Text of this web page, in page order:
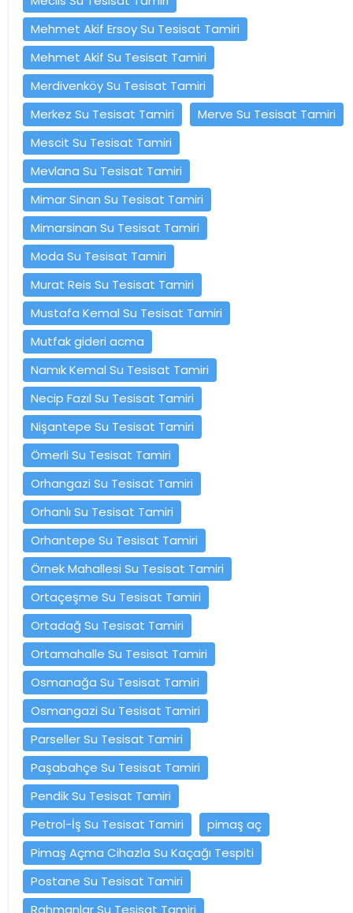
Mehmet Akif Ersoy Su Tesisat Tamiri
Mehmet Akif Su Tesisat Tamiri
Merdivenköy Su Tesisat Tamiri
Merkez Su Tesisat Tamiri
Merve Su Tesisat Tamiri
Mescit Su Tesisat Tamiri
Mevlana Su Tesisat Tamiri
Mimar Sinan Su Tesisat Tamiri
Mimarsinan Su Tesisat Tamiri
Moda Su Tesisat Tamiri
Murat Reis Su Tesisat Tamiri
Mustafa Kemal Su Tesisat Tamiri
Mutfak gideri acma
Namık Kemal Su Tesisat Tamiri
Necip Fazıl Su Tesisat Tamiri
Nişantepe Su Tesisat Tamiri
Ömerli Su Tesisat Tamiri
Orhangazi Su Tesisat Tamiri
Orhanlı Su Tesisat Tamiri
Orhantepe Su Tesisat Tamiri
Örnek Mahallesi Su Tesisat Tamiri
Ortaçeşme Su Tesisat Tamiri
Ortadağ Su Tesisat Tamiri
Ortamahalle Su Tesisat Tamiri
Osmanağa Su Tesisat Tamiri
Osmangazi Su Tesisat Tamiri
Parseller Su Tesisat Tamiri
Paşabahçe Su Tesisat Tamiri
Pendik Su Tesisat Tamiri
Petrol-İş Su Tesisat Tamiri
pimaş aç
Pimaş Açma Cihazla Su Kaçağı Tespiti
Postane Su Tesisat Tamiri
Rahmanlar Su Tesisat Tamiri